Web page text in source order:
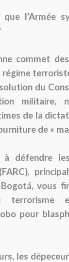
l’Armée
commet
du
militaire,
de la
de «
défendre
vous
terrorisme
pour
les